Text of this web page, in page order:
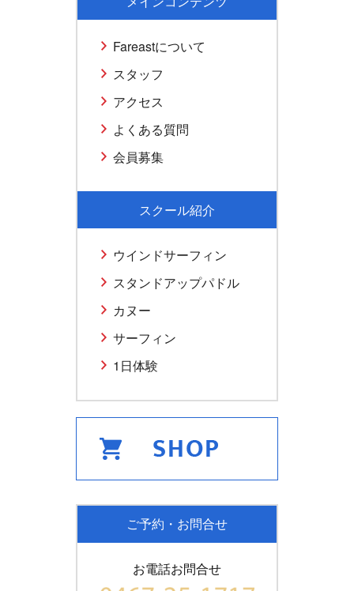
Fareastについて
スタッフ
アクセス
よくある質問
会員募集
スクール紹介
ウインドサーフィン
スタンドアップパドル
カヌー
サーフィン
1日体験
ご予約・お問合せ
お電話お問合せ